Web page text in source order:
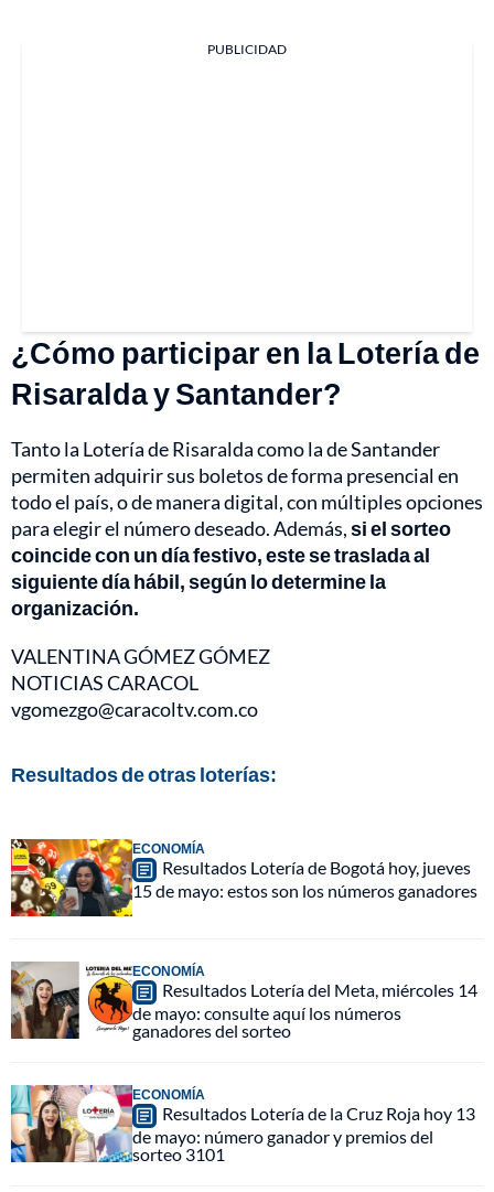
PUBLICIDAD
¿Cómo participar en la Lotería de
Risaralda y Santander?
Tanto la Lotería de Risaralda como la de Santander
permiten adquirir sus boletos de forma presencial en
todo el país, o de manera digital, con múltiples opciones
para elegir el número deseado. Además,si el sorteo
coincide con un día festivo, este se traslada al
siguiente día hábil, según lo determine la
organización.
VALENTINA GÓMEZ GÓMEZ
NOTICIAS CARACOL
vgomezgo@caracoltv.com.co
Resultados de otras loterías:
ECONOMÍA
Resultados Lotería de Bogotá hoy, jueves
15 de mayo: estos son los números ganadores
ECONOMÍA
Resultados Lotería del Meta, miércoles 14
de mayo: consulte aquí los números
ganadores del sorteo
ECONOMÍA
Resultados Lotería de la Cruz Roja hoy 13
de mayo: número ganador y premios del
sorteo 3101